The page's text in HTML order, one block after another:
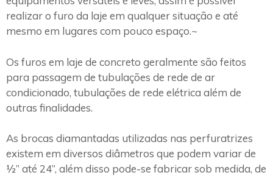
realizar o furo da laje em qualquer situação e até
mesmo em lugares com pouco espaço.~
Os furos em laje de concreto geralmente são feitos
para passagem de tubulações de rede de ar
condicionado, tubulações de rede elétrica além de
outras finalidades.
As brocas diamantadas utilizadas nas perfuratrizes
existem em diversos diâmetros que podem variar de
½” até 24”, além disso pode-se fabricar sob medida, de